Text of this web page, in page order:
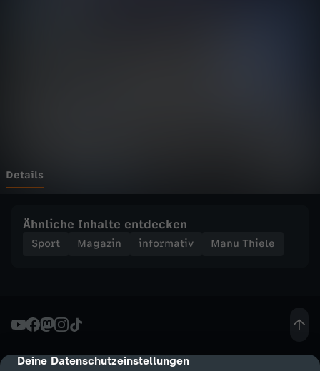
cmp-dialog-description
Deine Datenschutzeinstellungen
e
h
l
b
Details
Ähnliche Inhalte entdecken
Sport Magazin informativ Manu Thiele